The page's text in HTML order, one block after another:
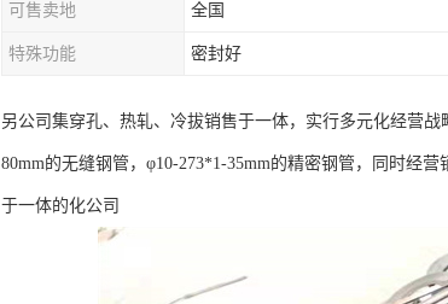
可售卖地 全国
特殊功能 密封好
另公司集穿孔、热轧、冷拔销售于一体，实行多元化经营
80mm的无缝钢管，φ10-273*1-35mm的精密钢管，同时经
于一体的化公司